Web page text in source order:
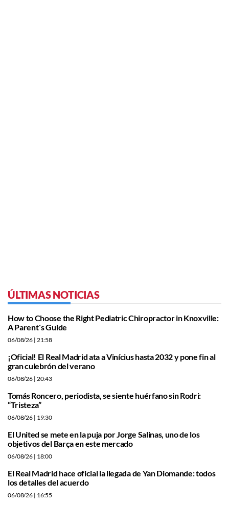
ÚLTIMAS NOTICIAS
How to Choose the Right Pediatric Chiropractor in Knoxville:
A Parent´s Guide
06/08/26 | 21:58
¡Oficial! El Real Madrid ata a Vinícius hasta 2032 y pone fin al
gran culebrón del verano
06/08/26 | 20:43
Tomás Roncero, periodista, se siente huérfano sin Rodri:
“Tristeza”
06/08/26 | 19:30
El United se mete en la puja por Jorge Salinas, uno de los
objetivos del Barça en este mercado
06/08/26 | 18:00
El Real Madrid hace oficial la llegada de Yan Diomande: todos
los detalles del acuerdo
06/08/26 | 16:55